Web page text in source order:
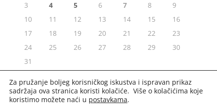
3
4 5 6 7 8
9
10
11 12 13 14 15
16
17
18 19 20 21 22
23
24
25 26 27 28 29
30
31
« srp
Za pružanje boljeg korisničkog iskustva i ispravan prikaz
sadržaja ova stranica koristi kolačiće. Više o kolačićima koje
koristimo možete naći u postavkama.